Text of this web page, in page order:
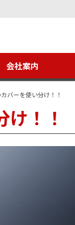
会社案内
バーを使い分け！！
！！